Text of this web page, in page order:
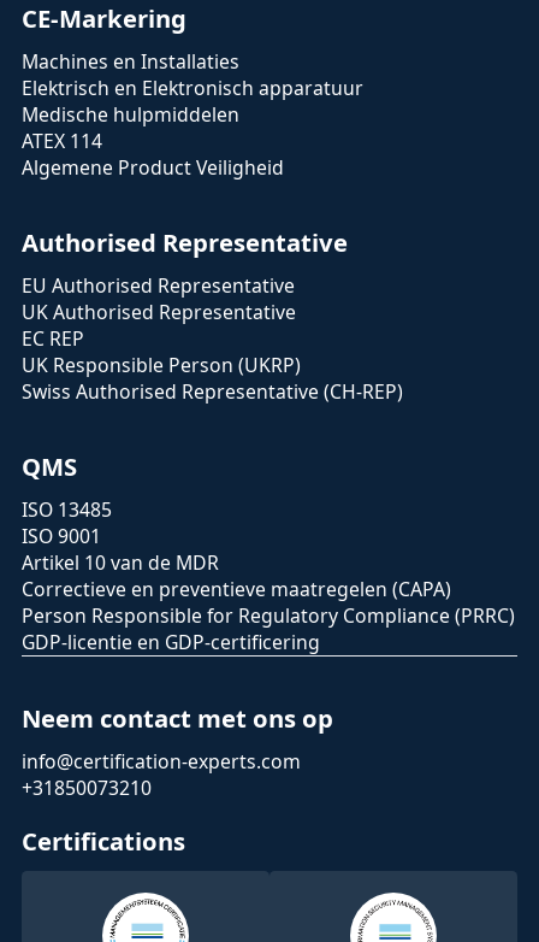
CE-Markering
Machines en Installaties
Elektrisch en Elektronisch apparatuur
Medische hulpmiddelen
ATEX 114
Algemene Product Veiligheid
Authorised Representative
EU Authorised Representative
UK Authorised Representative
EC REP
UK Responsible Person (UKRP)
Swiss Authorised Representative (CH-REP)
QMS
ISO 13485
ISO 9001
Artikel 10 van de MDR
Correctieve en preventieve maatregelen (CAPA)
Person Responsible for Regulatory Compliance (PRRC)
GDP-licentie en GDP-certificering
Neem contact met ons op
info@certification-experts.com
+31850073210
Certifications